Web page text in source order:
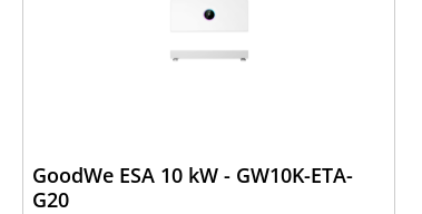
GoodWe ESA 10 kW - GW10K-ETA-
G20